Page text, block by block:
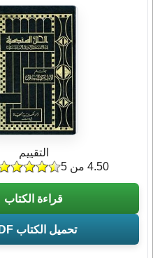
التقييم
4.50 من 5
قراءة الكتاب
تحميل الكتاب PDF